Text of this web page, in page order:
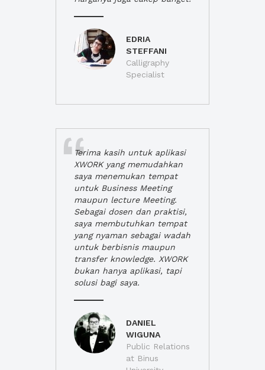
EDRIA
STEFFANI
Calligraphy
Specialist
Terima kasih untuk aplikasi
XWORK yang memudahkan
saya menemukan tempat
untuk Business Meeting
maupun lecture Meeting.
Sebagai dosen dan praktisi,
saya membutuhkan tempat
yang nyaman sebagai wadah
untuk berbisnis maupun
transfer knowledge. XWORK
bukan hanya aplikasi, tapi
solusi bagi saya.
DANIEL
WIGUNA
Public Relations
at Binus